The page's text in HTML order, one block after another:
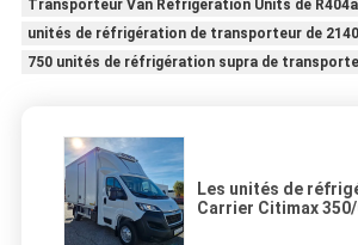
Transporteur Van Refrigeration Units de R404a
unités de réfrigération de transporteur de
750 unités de réfrigération supra de
Les unités de
Carrier Citimax